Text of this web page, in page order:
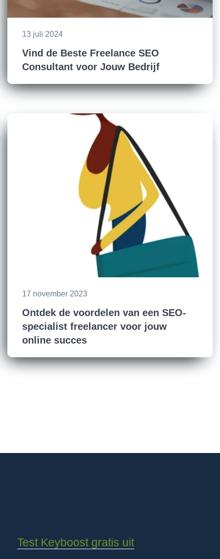
13 juli 2024
Vind de Beste Freelance SEO
Consultant voor Jouw Bedrijf
17 november 2023
Ontdek de voordelen van een SEO-
specialist freelancer voor jouw
online succes
Test Keyboost gratis uit